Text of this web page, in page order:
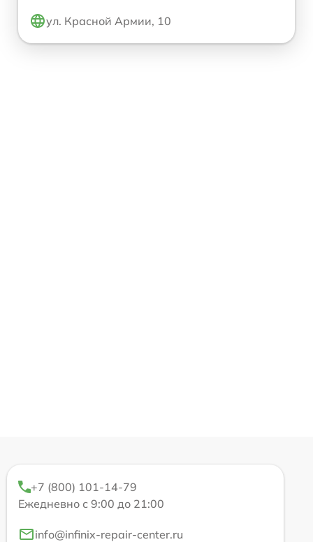
ул. Красной Армии, 10
+7 (800) 101-14-79
Ежедневно с 9:00 до 21:00
info@infinix-repair-center.ru